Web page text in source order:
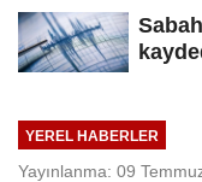
YEREL HABERLER
Yayınlanma: 09